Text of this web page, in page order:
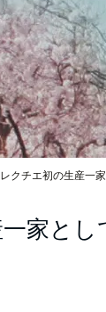
クチエ初の生産一
家とし